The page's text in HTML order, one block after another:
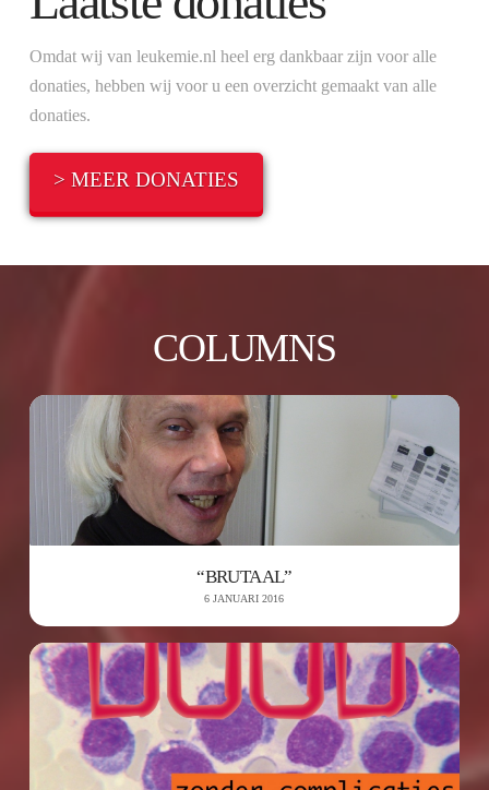
Omdat wij van leukemie.nl heel erg dankbaar zijn voor alle
donaties, hebben wij voor u een overzicht gemaakt van alle
donaties.
> MEER DONATIES
COLUMNS
“BRUTAAL”
6 JANUARI 2016